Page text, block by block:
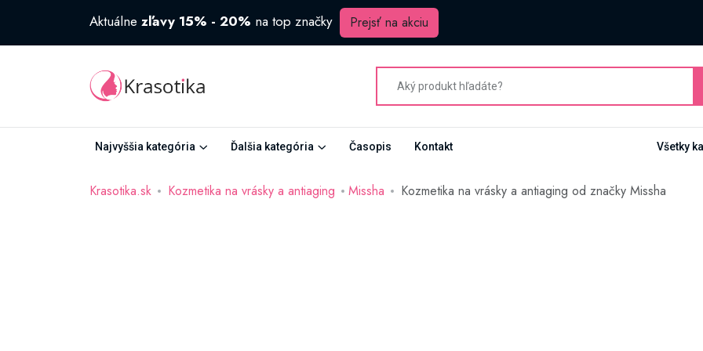
Aktuálne zľavy 15% - 20% na top značky Prejsť na akciu
Najvyššia kategória Ďalšia kategória Časopis Kontakt Všetky
Krasotika.sk Kozmetika na vrásky a antiaging Missha Kozmetika na vrásky a antiaging od značky Missha